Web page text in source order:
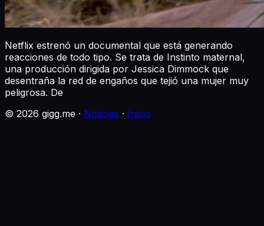
Netflix estrenó un documental que está generando
reacciones de todo tipo. Se trata de Instinto maternal,
una producción dirigida por Jessica Dimmock que
desentraña la red de engaños que tejió una mujer muy
peligrosa. De
© 2026 gigg.me · Noticias · Inicio